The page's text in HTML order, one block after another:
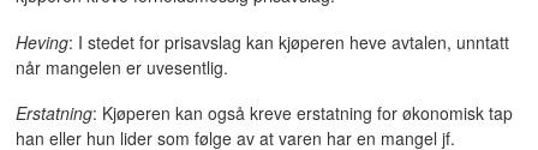
Heving: I stedet for prisavslag kan kjøperen heve avtalen, unntatt
når mangelen er uvesentlig.
Erstatning: Kjøperen kan også kreve erstatning for økonomisk tap
han eller hun lider som følge av at varen har en mangel jf.